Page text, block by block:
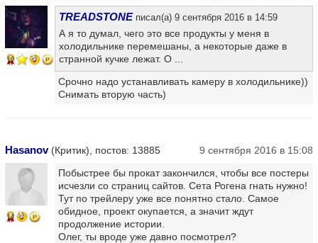
10
TREADSTONEписал(а) 9 сентября 2016 в 14:59
А я то думал, чего это все продукты у меня в
холодильнике перемешаны, а некоторые даже в
странной кучке лежат. О ...
Срочно надо устанавливать камеру в холодильнике))
Снимать вторую часть)
Hasanov(Критик), постов: 13885 9 сентября 2016 в 15:08
14
Побыстрее бы прокат закончился, чтобы все постеры
исчезли со страниц сайтов. Сета Рогена гнать нужно!
Тут по трейлеру уже все понятно стало. Самое
обидное, проект окупается, а значит ждут
продолжение истории.
Олег, ты вроде уже давно посмотрел?